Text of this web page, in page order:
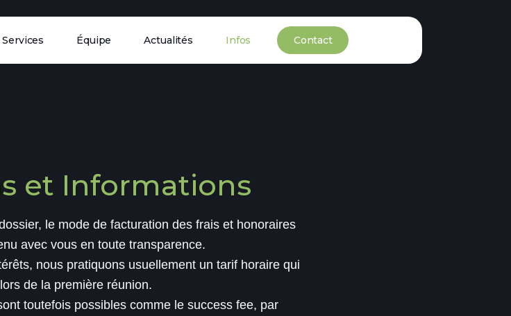
Services Équipe Actualités Infos Contact
et Informations
le mode de facturation des frais et honoraires
avec vous en toute transparence.
nous pratiquons usuellement un tarif horaire qui
de la première réunion.
toutefois possibles comme le success fee, par